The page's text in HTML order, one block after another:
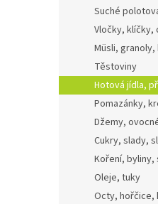
Suché
Vločky, klíčky,
Müsli, granoly,
Těstoviny
Hotová jídla,
Pomazánky,
Džemy,
Cukry, slady,
Koření, byliny,
Oleje, tuky
Octy, hořčice,